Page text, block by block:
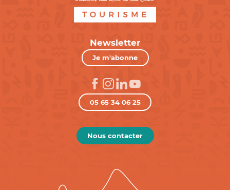
Newsletter
Je m'abonne
05 65 34 06 25
Nous contacter